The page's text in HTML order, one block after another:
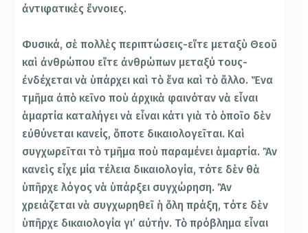
ἀντιφατικὲς ἔννοιες.
Φυσικά, σὲ πολλὲς περιπτώσεις-εἴτε μεταξὺ Θεοῦ
καὶ ἀνθρώπου εἴτε ἀνθρώπων μεταξύ τους-
ἐνδέχεται νὰ ὑπάρχει καὶ τὸ ἕνα καὶ τὸ ἄλλο. Ἕνα
τμῆμα ἀπὸ κεῖνο ποὺ ἀρχικὰ φαινόταν νὰ εἶναι
ἁμαρτία καταλήγει νὰ εἶναι κάτι γιὰ τὸ ὁποῖο δὲν
εὐθύνεται κανείς, ὅποτε δικαιολογεῖται. Καὶ
συγχωρεῖται τὸ τμῆμα ποὺ παραμένει ἁμαρτία. Ἂν
κανεὶς εἶχε μία τέλεια δικαιολογία, τότε δὲν θὰ
ὑπῆρχε λόγος νὰ ὑπάρξει συγχώρηση. Ἂν
χρειάζεται νὰ συγχωρηθεῖ ἡ ὅλη πράξη, τότε δὲν
ὑπῆρχε δικαιολογία γι’ αὐτήν. Τὸ πρόβλημα εἶναι